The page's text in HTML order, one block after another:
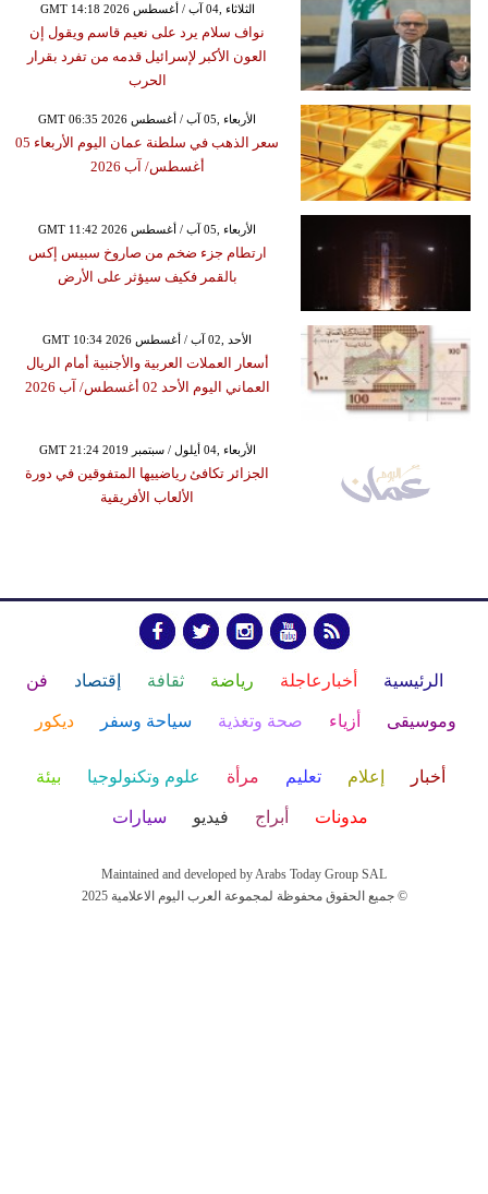
GMT 14:18 2026 الثلاثاء ,04 آب / أغسطس
نواف سلام يرد على نعيم قاسم ويقول إن
العون الأكبر لإسرائيل قدمه من تفرد بقرار
الحرب
GMT 06:35 2026 الأربعاء ,05 آب / أغسطس
سعر الذهب في سلطنة عمان اليوم الأربعاء 05
أغسطس/ آب 2026
GMT 11:42 2026 الأربعاء ,05 آب / أغسطس
ارتطام جزء ضخم من صاروخ سبيس إكس
بالقمر فكيف سيؤثر على الأرض
GMT 10:34 2026 الأحد ,02 آب / أغسطس
أسعار العملات العربية والأجنبية أمام الريال
العماني اليوم الأحد 02 أغسطس/ آب 2026
GMT 21:24 2019 الأربعاء ,04 أيلول / سبتمبر
الجزائر تكافئ رياضييها المتفوقين في دورة
الألعاب الأفريقية
الرئيسية أخبارعاجلة رياضة ثقافة إقتصاد فن
وموسيقى أزياء صحة وتغذية سياحة وسفر ديكور
أخبار إعلام تعليم مرأة علوم وتكنولوجيا بيئة
مدونات أبراج فيديو سيارات
Maintained and developed by Arabs Today Group SAL
جميع الحقوق محفوظة لمجموعة العرب اليوم الاعلامية 2025 ©